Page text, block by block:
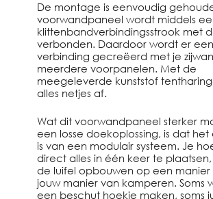
De montage is eenvoudig
voorwandpaneel wordt middels
klittenbandverbindingsstrook met
verbonden. Daardoor wordt er
verbinding gecreëerd met je
meerdere voorpanelen. Met de
meegeleverde kunststof
alles netjes af.
Wat dit voorwandpaneel sterker
een losse doekoplossing, is dat
is van een modulair systeem. Je
direct alles in één keer te
de luifel opbouwen op een manier
jouw manier van kamperen. Soms
een beschut hoekje maken, soms